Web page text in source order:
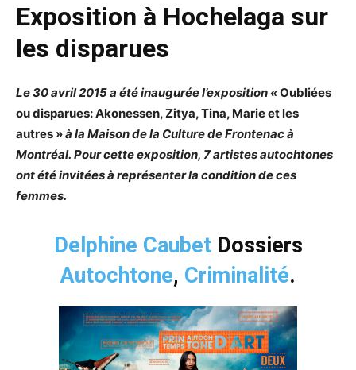
Exposition à Hochelaga sur
les disparues
Le 30 avril 2015 a été inaugurée l’exposition «Oubliées
ou disparues: Akonessen, Zitya, Tina, Marie et les
autres »à la Maison de la Culture de Frontenac à
Montréal. Pour cette exposition, 7 artistes autochtones
ont été invitées à représenter la condition de ces
femmes.
Delphine CaubetDossiers
Autochtone, Criminalité.